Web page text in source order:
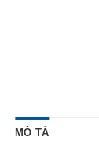
MÔ TẢ